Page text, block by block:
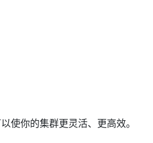
使你的集群更灵活、更高效。